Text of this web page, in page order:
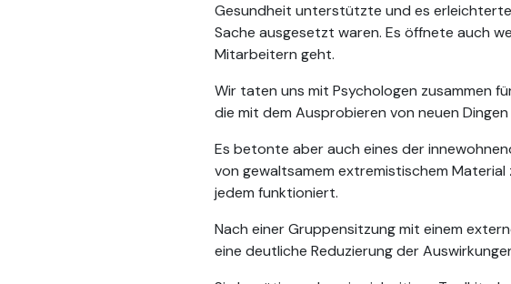
Gesundheit unterstützte und es erleichterte
Sache ausgesetzt waren. Es öffnete auch
Mitarbeitern geht.
Wir taten uns mit Psychologen zusammen
die mit dem Ausprobieren von neuen
Es betonte aber auch eines der
von gewaltsamem extremistischem Material
jedem funktioniert.
Nach einer Gruppensitzung mit einem
eine deutliche Reduzierung der